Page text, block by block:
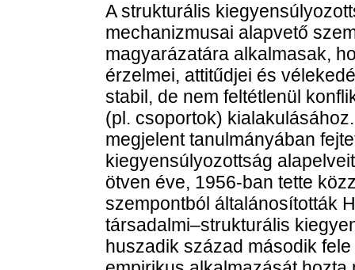
A strukturális
mechanizmusai alapvető
magyarázatára alkalmasak,
érzelmei, attitűdjei és
stabil, de nem feltétlenül
(pl. csoportok)
megjelent tanulmányában
kiegyensúlyozottság
ötven éve, 1956-ban tette
szempontból általánosították
társadalmi–strukturális
huszadik század második